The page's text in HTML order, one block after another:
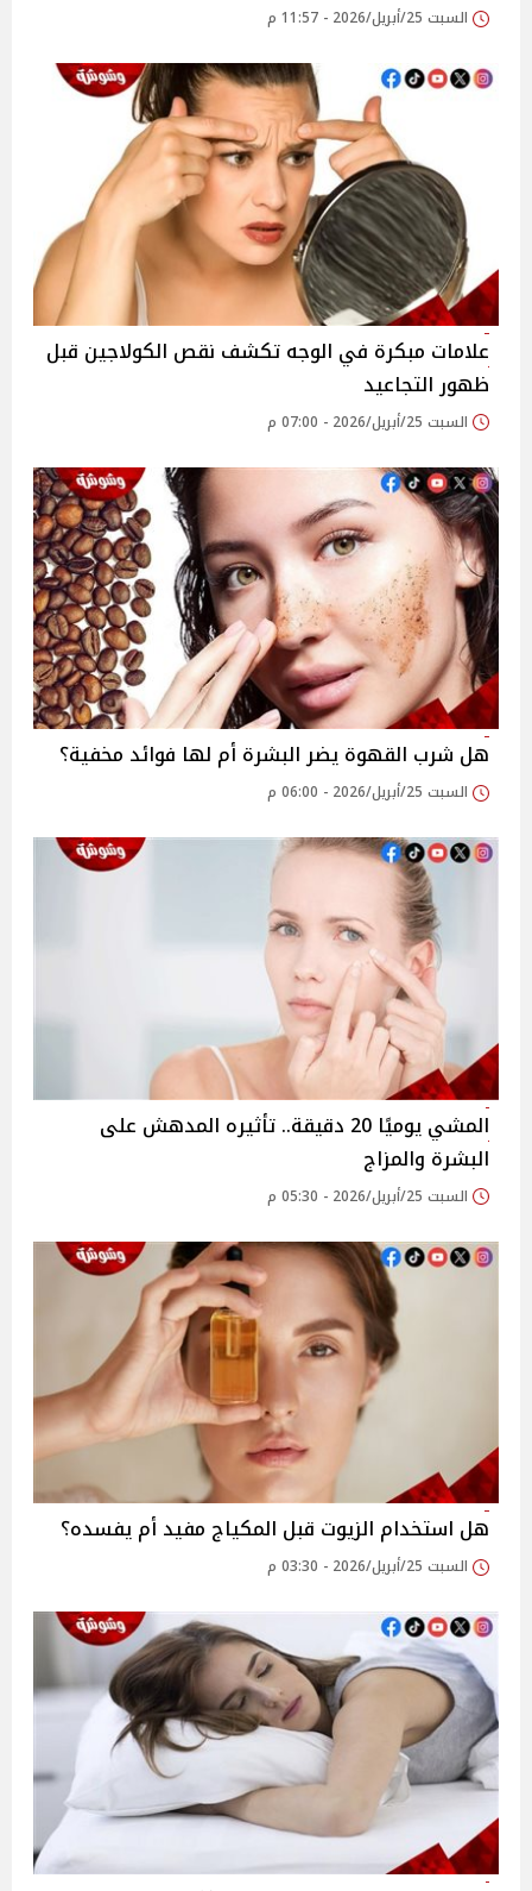
السبت 25/أبريل/2026 - 11:57 م
علامات مبكرة في الوجه تكشف نقص الكولاجين قبل
ظهور التجاعيد
السبت 25/أبريل/2026 - 07:00 م
هل شرب القهوة يضر البشرة أم لها فوائد مخفية؟
السبت 25/أبريل/2026 - 06:00 م
المشي يوميًا 20 دقيقة.. تأثيره المدهش على
البشرة والمزاج
السبت 25/أبريل/2026 - 05:30 م
هل استخدام الزيوت قبل المكياج مفيد أم يفسده؟
السبت 25/أبريل/2026 - 03:30 م